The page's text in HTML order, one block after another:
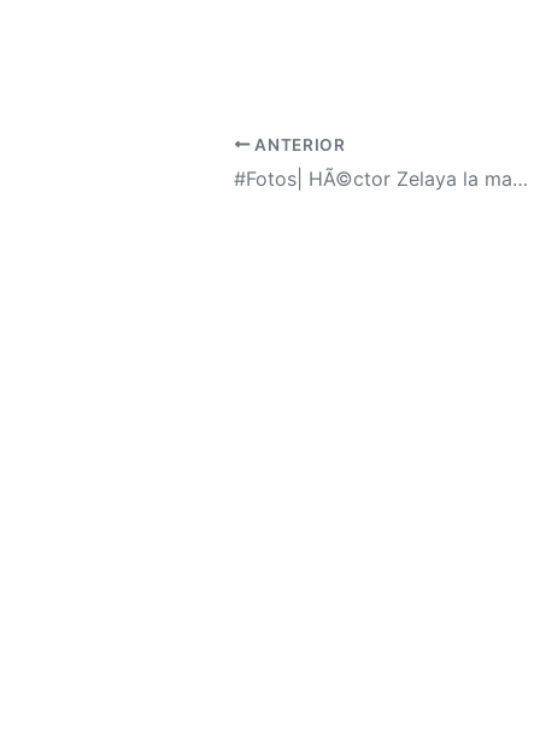
ANTERIOR
#Fotos| HÃ©ctor Zelaya la mano derecha de Xiomara Castro en estas elecciones